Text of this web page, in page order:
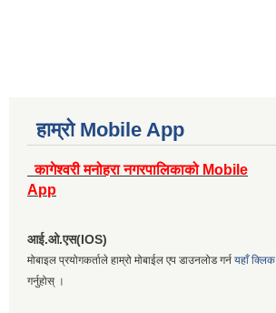
हाम्रो Mobile App
कागेश्वरी मनोहरा नगरपालिकाको Mobile
App
आई.ओ.एस(IOS)
मोबाइल प्रयोगकर्ताले हाम्रो मोबाईल एप डाउनलोड गर्न यहाँ क्लिक
गर्नुहोस् ।